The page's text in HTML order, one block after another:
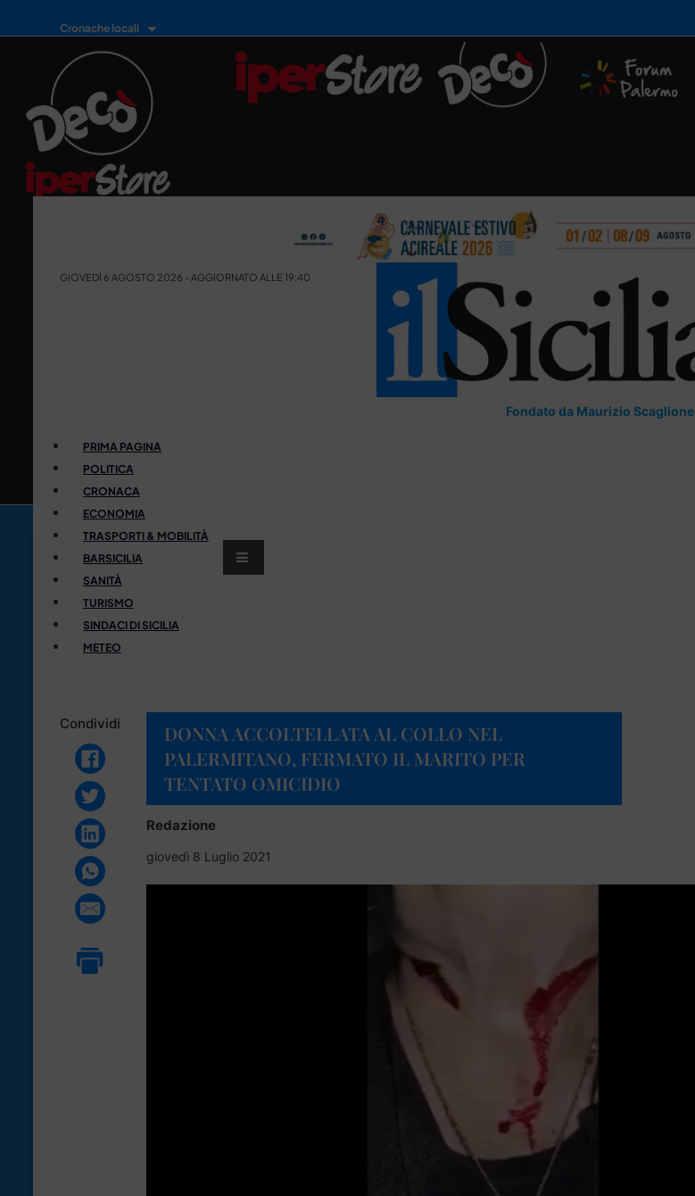
Cronache locali
GIOVEDÌ 6 AGOSTO 2026 - AGGIORNATO ALLE 19:40
Fondato da Maurizio Scaglione
PRIMA PAGINA
POLITICA
CRONACA
ECONOMIA
TRASPORTI & MOBILITÀ
BARSICILIA
SANITÀ
TURISMO
SINDACI DI SICILIA
METEO
Condividi
DONNA ACCOLTELLATA AL COLLO NEL
PALERMITANO, FERMATO IL MARITO PER
TENTATO OMICIDIO
Redazione
giovedì 8 Luglio 2021